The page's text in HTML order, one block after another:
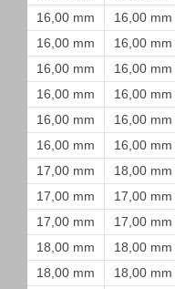
16,00 mm
16,00 mm
16,00 mm
16,00 mm
16,00 mm
16,00 mm
16,00 mm
16,00 mm
16,00 mm
16,00 mm
16,00 mm
16,00 mm
17,00 mm
18,00 mm
17,00 mm
17,00 mm
17,00 mm
17,00 mm
18,00 mm
18,00 mm
18,00 mm
18,00 mm